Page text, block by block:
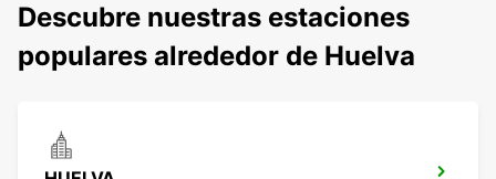
Descubre nuestras estaciones
populares alrededor de Huelva